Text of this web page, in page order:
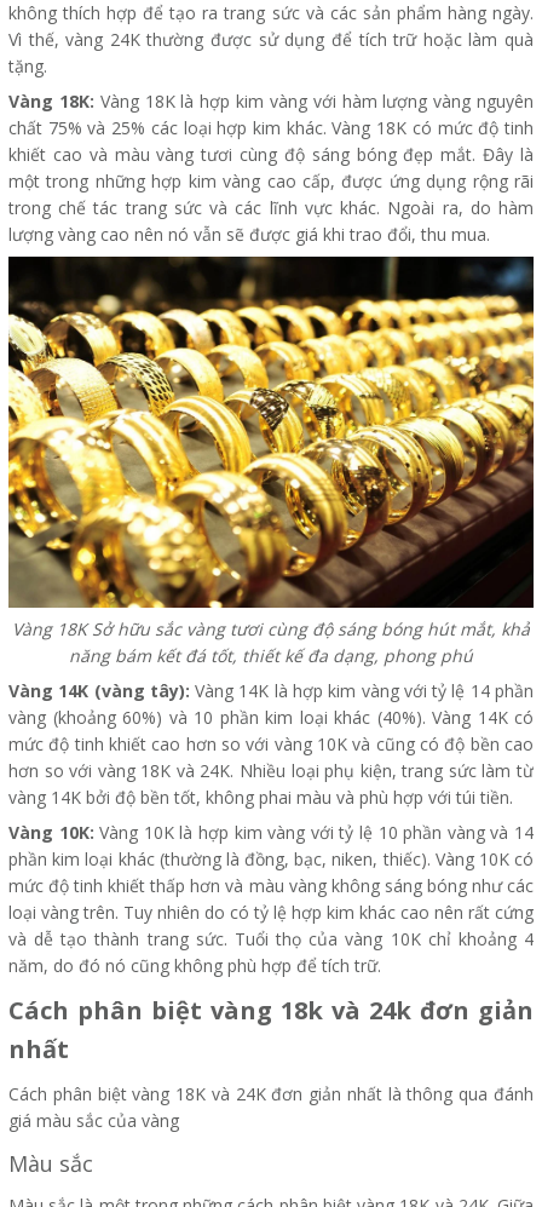
không thích hợp để tạo ra trang sức và các sản phẩm hàng ngày.
Vì thế, vàng 24K thường được sử dụng để tích trữ hoặc làm quà
tặng.
Vàng 18K: Vàng 18K là hợp kim vàng với hàm lượng vàng nguyên
chất 75% và 25% các loại hợp kim khác. Vàng 18K có mức độ tinh
khiết cao và màu vàng tươi cùng độ sáng bóng đẹp mắt. Đây là
một trong những hợp kim vàng cao cấp, được ứng dụng rộng rãi
trong chế tác trang sức và các lĩnh vực khác. Ngoài ra, do hàm
lượng vàng cao nên nó vẫn sẽ được giá khi trao đổi, thu mua.
Vàng 18K Sở hữu sắc vàng tươi cùng độ sáng bóng hút mắt, khả
năng bám kết đá tốt, thiết kế đa dạng, phong phú
Vàng 14K (vàng tây):Vàng 14K là hợp kim vàng với tỷ lệ 14 phần
vàng (khoảng 60%) và 10 phần kim loại khác (40%). Vàng 14K có
mức độ tinh khiết cao hơn so với vàng 10K và cũng có độ bền cao
hơn so với vàng 18K và 24K. Nhiều loại phụ kiện, trang sức làm từ
vàng 14K bởi độ bền tốt, không phai màu và phù hợp với túi tiền.
Vàng 10K:Vàng 10K là hợp kim vàng với tỷ lệ 10 phần vàng và 14
phần kim loại khác (thường là đồng, bạc, niken, thiếc). Vàng 10K có
mức độ tinh khiết thấp hơn và màu vàng không sáng bóng như các
loại vàng trên. Tuy nhiên do có tỷ lệ hợp kim khác cao nên rất cứng
và dễ tạo thành trang sức. Tuổi thọ của vàng 10K chỉ khoảng 4
năm, do đó nó cũng không phù hợp để tích trữ.
Cách phân biệt vàng 18k và 24k đơn giản
nhất
Cách phân biệt vàng 18K và 24K đơn giản nhất là thông qua đánh
giá màu sắc của vàng
Màu sắc